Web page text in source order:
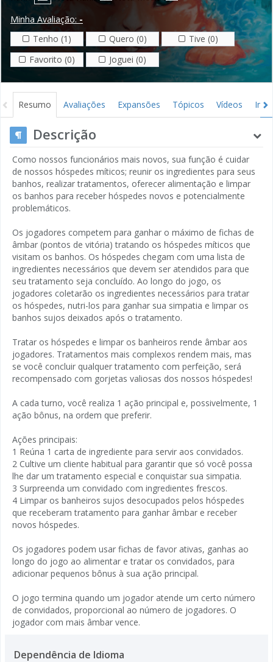
Minha Avaliação: -
Tenho (1)
Quero (0)
Tive (0)
Favorito (0)
Joguei (0)
Resumo Avaliações Expansões Tópicos Vídeos
Descrição
Como nossos funcionários mais novos, sua função é cuidar
de nossos hóspedes míticos; reunir os ingredientes para seus
banhos, realizar tratamentos, oferecer alimentação e limpar
os banhos para receber hóspedes novos e potencialmente
problemáticos.
Os jogadores competem para ganhar o máximo de fichas de
âmbar (pontos de vitória) tratando os hóspedes míticos que
visitam os banhos. Os hóspedes chegam com uma lista de
ingredientes necessários que devem ser atendidos para que
seu tratamento seja concluído. Ao longo do jogo, os
jogadores coletarão os ingredientes necessários para tratar
os hóspedes, nutri-los para ganhar sua simpatia e limpar os
banhos sujos deixados após o tratamento.
Tratar os hóspedes e limpar os banheiros rende âmbar aos
jogadores. Tratamentos mais complexos rendem mais, mas
se você concluir qualquer tratamento com perfeição, será
recompensado com gorjetas valiosas dos nossos hóspedes!
A cada turno, você realiza 1 ação principal e, possivelmente, 1
ação bônus, na ordem que preferir.
Ações principais:
1 Reúna 1 carta de ingrediente para servir aos convidados.
2 Cultive um cliente habitual para garantir que só você possa
lhe dar um tratamento especial e conquistar sua simpatia.
3 Surpreenda um convidado com ingredientes frescos.
4 Limpar os banheiros sujos desocupados pelos hóspedes
que receberam tratamento para ganhar âmbar e receber
novos hóspedes.
Os jogadores podem usar fichas de favor ativas, ganhas ao
longo do jogo ao alimentar e tratar os convidados, para
adicionar pequenos bônus à sua ação principal.
O jogo termina quando um jogador atende um certo número
de convidados, proporcional ao número de jogadores. O
jogador com mais âmbar vence.
Dependência de Idioma